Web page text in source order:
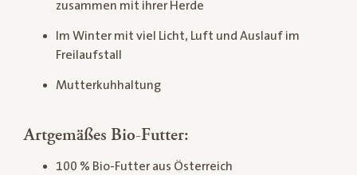
zusammen mit ihrer Herde
Im Winter mit viel Licht, Luft und Auslauf im
Freilaufstall
Mutterkuhhaltung
Artgemäßes Bio-Futter:
100 % Bio-Futter aus Österreich